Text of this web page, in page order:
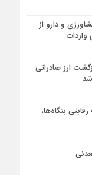
کشاورزی و دارو از
ارز صادراتی
شد
بنگاه‌ها،